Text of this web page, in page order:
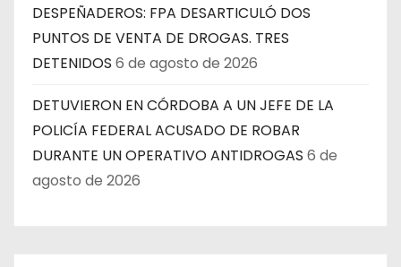
DESPEÑADEROS: FPA DESARTICULÓ DOS
PUNTOS DE VENTA DE DROGAS. TRES
DETENIDOS 6 de agosto de 2026
DETUVIERON EN CÓRDOBA A UN JEFE DE LA
POLICÍA FEDERAL ACUSADO DE ROBAR
DURANTE UN OPERATIVO ANTIDROGAS 6 de
agosto de 2026